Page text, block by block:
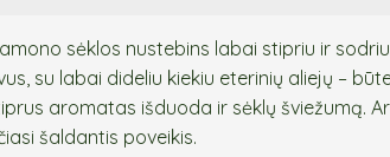
sėklos nustebins labai stipriu ir
su labai dideliu kiekiu eterinių aliejų –
aromatas išduoda ir sėklų šviežumą.
šaldantis poveikis.